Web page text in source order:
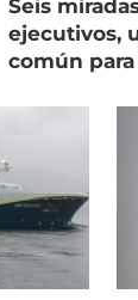
Seis
ejecutivos,
común para